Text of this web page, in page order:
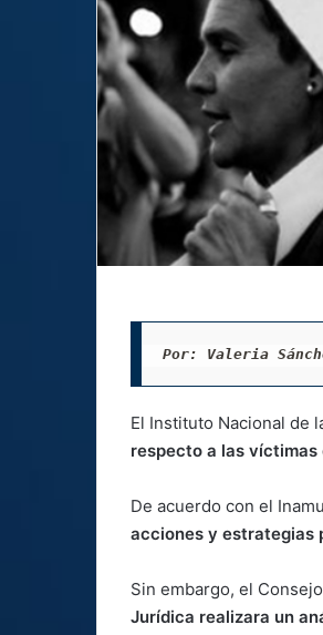
Por: Valeria
El Instituto Nacional de
respecto a las
De acuerdo con el
acciones y estrategias
Sin embargo, el
Jurídica realizara un